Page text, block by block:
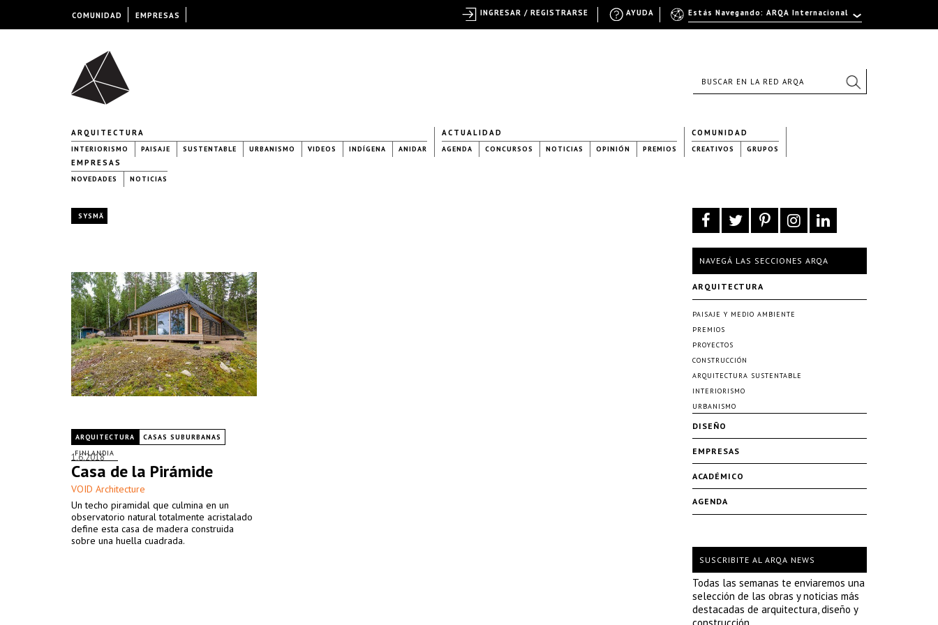
ARQUITECTURA
INTERIORISMO PAISAJE SUSTENTABLE URBANISMO VIDEOS INDÍGENA ANIDAR
ACTUALIDAD
AGENDA CONCURSOS NOTICIAS OPINIÓN PREMIOS
COMUNIDAD
CREATIVOS GRUPOS
EMPRESAS
NOVEDADES NOTICIAS
SYSMÄ
ARQUITECTURA
CASAS SUBURBANAS
FINLANDIA
1.6.2018
Casa de la Pirámide
VOID Architecture
Un techo piramidal que culmina en un
observatorio natural totalmente acristalado
define esta casa de madera construida
sobre una huella cuadrada.
NAVEGÁ LAS SECCIONES ARQA
ARQUITECTURA
PAISAJE Y MEDIO AMBIENTE
PREMIOS
PROYECTOS
CONSTRUCCIÓN
ARQUITECTURA SUSTENTABLE
INTERIORISMO
URBANISMO
DISEÑO
EMPRESAS
ACADÉMICO
AGENDA
SUSCRIBITE AL ARQA NEWS
Todas las semanas te enviaremos una
selección de las obras y noticias más
destacadas de arquitectura, diseño y
COMUNIDAD EMPRESAS Estás Navegando: ARQA Internacional
AYUDA
INGRESAR / REGISTRARSE